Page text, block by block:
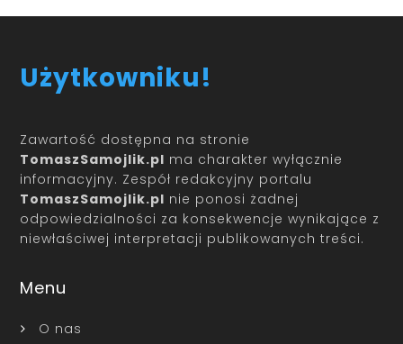
Użytkowniku!
Zawartość dostępna na stronie
TomaszSamojlik.pl ma charakter wyłącznie
informacyjny. Zespół redakcyjny portalu
TomaszSamojlik.pl nie ponosi żadnej
odpowiedzialności za konsekwencje wynikające z
niewłaściwej interpretacji publikowanych treści.
Menu
O nas